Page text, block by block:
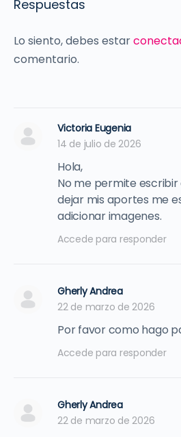
Respuestas
Lo siento, debes estar
comentario.
Victoria Eugenia
14 de julio de 2026
Hola,
No me permite
dejar mis aportes me
adicionar imagenes.
Accede para responder
Gherly Andrea
22 de marzo de 2026
Por favor como hago
Accede para responder
Gherly Andrea
22 de marzo de 2026